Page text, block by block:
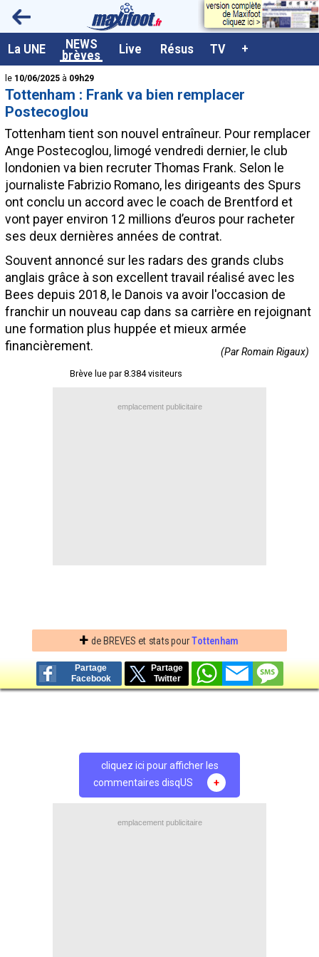
La UNE NEWS
brèves Live Résus TV +
<
le 10/06/2025 à 09h29
Tottenham : Frank va bien remplacer
Postecoglou
Tottenham tient son nouvel entraîneur. Pour remplacer
Ange Postecoglou, limogé vendredi dernier, le club
londonien va bien recruter Thomas Frank. Selon le
journaliste Fabrizio Romano, les dirigeants des Spurs
ont conclu un accord avec le coach de Brentford et
vont payer environ 12 millions d’euros pour racheter
ses deux dernières années de contrat.
Souvent annoncé sur les radars des grands clubs
anglais grâce à son excellent travail réalisé avec les
Bees depuis 2018, le Danois va avoir l'occasion de
franchir un nouveau cap dans sa carrière en rejoignant
une formation plus huppée et mieux armée
financièrement.
(Par Romain Rigaux)
Brève lue par 8.384 visiteurs
emplacement publicitaire
+ de BREVES et stats pourTottenham
Partage
Facebook
Partage
Twitter
cliquez ici pour afficher les
commentaires disqUS
+
emplacement publicitaire
A la UNE
Dernières brèves
Live / Matchs en direct
Class. buteurs européens
Programme TV foot
Vidéos
Sondages
Tableau transferts L1
Taille de la police
Paramètrages / Options
Contact / Signaler un bug